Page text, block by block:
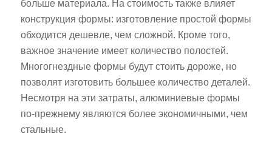
больше материала. На стоимость также влияет
конструкция формы: изготовление простой формы
обходится дешевле, чем сложной. Кроме того,
важное значение имеет количество полостей.
Многогнездные формы будут стоить дороже, но
позволят изготовить большее количество деталей.
Несмотря на эти затраты, алюминиевые формы
по-прежнему являются более экономичными, чем
стальные.